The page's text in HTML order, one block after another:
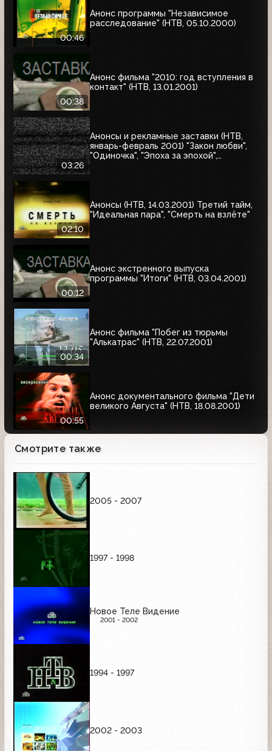
00:46
Анонс программы "Независимое
расследование" (НТВ, 05.10.2000)
00:38
Анонс фильма "2010: год вступления в
контакт" (НТВ, 13.01.2001)
03:26
Анонсы и рекламные заставки (НТВ,
январь-февраль 2001) "Закон любви",
"Одиночка", "Эпоха за эпохой",
02:10
Анонсы (НТВ, 14.03.2001) Третий тайм,
"Идеальная пара", "Смерть на взлёте"
00:12
Анонс экстренного выпуска
программы "Итоги" (НТВ, 03.04.2001)
00:34
Анонс фильма "Побег из тюрьмы
"Алькатрас" (НТВ, 22.07.2001)
00:55
Анонс документального фильма "Дети
великого Августа" (НТВ, 18.08.2001)
Смотрите также
2005 - 2007
1997 - 1998
Новое Теле Видение
2001 - 2002
1994 - 1997
2002 - 2003